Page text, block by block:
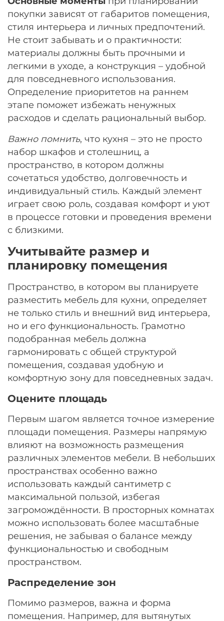
покупки зависят от габаритов помещения,
стиля интерьера и личных предпочтений.
Не стоит забывать и о практичности:
материалы должны быть прочными и
легкими в уходе, а конструкция – удобной
для повседневного использования.
Определение приоритетов на раннем
этапе поможет избежать ненужных
расходов и сделать рациональный выбор.
Важно помнить, что кухня – это не просто
набор шкафов и столешниц, а
пространство, в котором должны
сочетаться удобство, долговечность и
индивидуальный стиль. Каждый элемент
играет свою роль, создавая комфорт и уют
в процессе готовки и проведения времени
с близкими.
Учитывайте размер и
планировку помещения
Пространство, в котором вы планируете
разместить мебель для кухни, определяет
не только стиль и внешний вид интерьера,
но и его функциональность. Грамотно
подобранная мебель должна
гармонировать с общей структурой
помещения, создавая удобную и
комфортную зону для повседневных задач.
Оцените площадь
Первым шагом является точное измерение
площади помещения. Размеры напрямую
влияют на возможность размещения
различных элементов мебели. В небольших
пространствах особенно важно
использовать каждый сантиметр с
максимальной пользой, избегая
загромождённости. В просторных комнатах
можно использовать более масштабные
решения, не забывая о балансе между
функциональностью и свободным
пространством.
Распределение зон
Помимо размеров, важна и форма
помещения. Например, для вытянутых
раз в 2 недели